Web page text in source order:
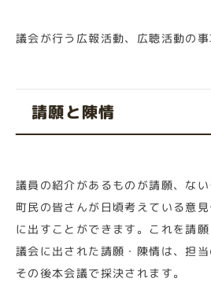
議会が行う広報活動、広聴活動の
請願と陳情
議員の紹介があるものが請願、ない
町民の皆さんが日頃考えている意
に出すことができます。これを請願
議会に出された請願・陳情は、担当
その後本会議で採決されます。